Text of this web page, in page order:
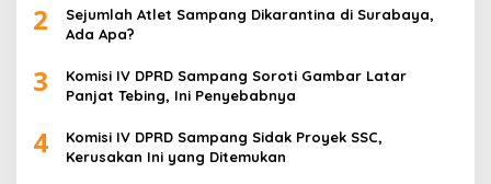
2
Sejumlah Atlet Sampang Dikarantina di Surabaya,
Ada Apa?
3
Komisi IV DPRD Sampang Soroti Gambar Latar
Panjat Tebing, Ini Penyebabnya
4
Komisi IV DPRD Sampang Sidak Proyek SSC,
Kerusakan Ini yang Ditemukan